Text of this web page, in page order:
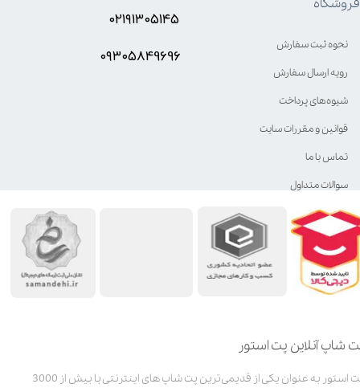
شاپ آنلاین پت استور
پت استور به عنوان یکی از قدیمی‌ترین پت شاپ های اینترنتی با بیش از 3000
فروشگاه
نحوه ثبت سفارش
رویه ارسال سفارش
شیوه‌های پرداخت
قوانین و مقررات سایت
تماس با ما
سوالات متداول
۰۲۱۹۱۳۰۵۱۴۵
۰۹۳۰۵8۴9696